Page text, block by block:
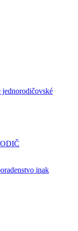
jednorodičovské
inak